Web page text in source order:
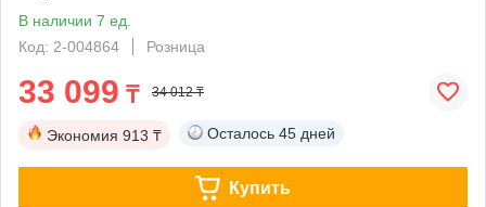
В наличии 7 ед.
Код: 2-004864
Розница
33 099 ₸ 34 012 ₸
Экономия 913 ₸ Осталось 45 дней
Купить